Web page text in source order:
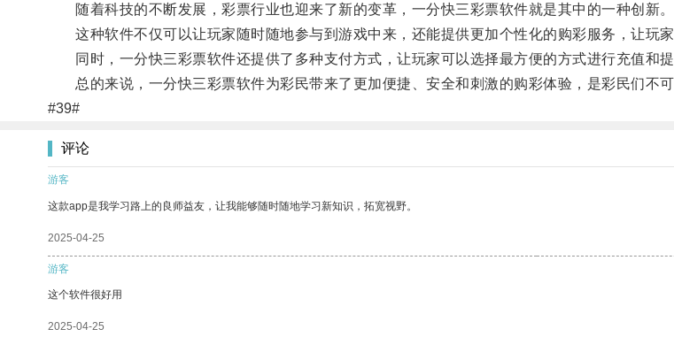
随着科技的不断发展，彩票行业也迎来了新的变革，一分快三彩票软件就是其中的一种创新。
这种软件不仅可以让玩家随时随地参与到游戏中来，还能提供更加个性化的购彩服务，让玩家
同时，一分快三彩票软件还提供了多种支付方式，让玩家可以选择最方便的方式进行充值和提
总的来说，一分快三彩票软件为彩民带来了更加便捷、安全和刺激的购彩体验，是彩民们不可
#39#
评论
游客
这款app是我学习路上的良师益友，让我能够随时随地学习新知识，拓宽视野。
2025-04-25
游客
这个软件很好用
2025-04-25